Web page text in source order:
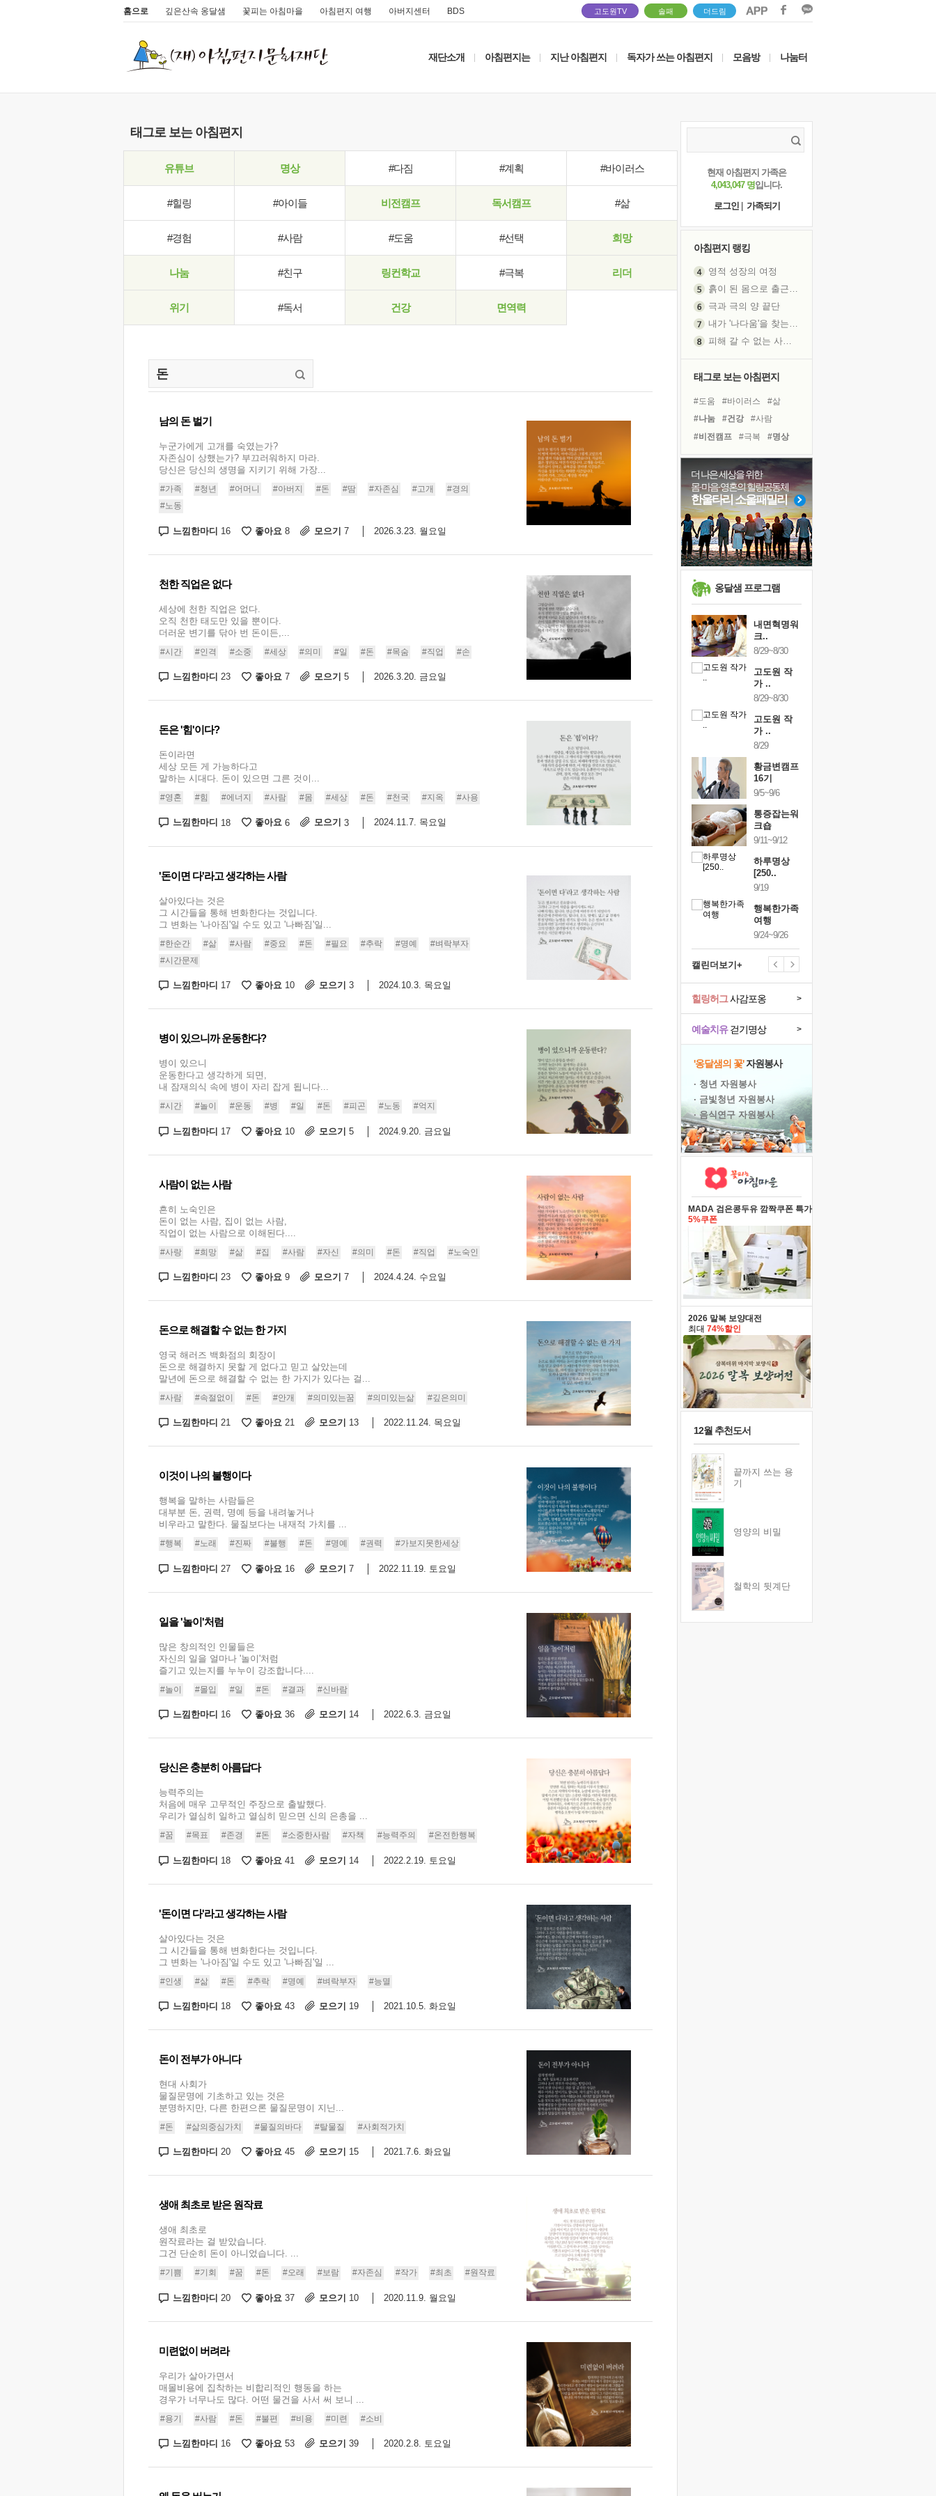
홈으로 깊은산속 옹달샘 꽃피는 아침마을 아침편지 여행 아버지센터 BDS 고도원TV 솔패 더드림
재단소개 아침편지는 지난 아침편지 독자가 쓰는 아침편지 모음방 나눔터
태그로 보는 아침편지
유튜브 명상 #다짐 #계획 #바이러스
#힐링 #아이들 비전캠프 독서캠프 #삶
#경험 #사람 #도움 #선택 희망
나눔 #친구 링컨학교 #극복 리더
위기 #독서 건강 면역력
남의 돈 벌기
누군가에게 고개를 숙였는가?
자존심이 상했는가? 부끄러워하지 마라.
당신은 당신의 생명을 지키기 위해 가장...
#가족 #청년 #어머니 #아버지 #돈 #땀 #자존심 #고개
#경의
#노동
느낌한마디 16 좋아요 8 모으기 7 2026.3.23. 월요일
천한 직업은 없다
세상에 천한 직업은 없다.
오직 천한 태도만 있을 뿐이다.
더러운 변기를 닦아 번 돈이든,...
#시간 #인격 #소중 #세상 #의미 #일 #돈 #목숨 #직업 #손
느낌한마디 23 좋아요 7 모으기 5 2026.3.20. 금요일
돈은 '힘'이다?
돈이라면
세상 모든 게 가능하다고
말하는 시대다. 돈이 있으면 그른 것이...
#영혼 #힘 #에너지 #사람 #몸 #세상 #돈 #천국 #지옥 #사용
느낌한마디 18 좋아요 6 모으기 3 2024.11.7. 목요일
'돈이면 다'라고 생각하는 사람
살아있다는 것은
그 시간들을 통해 변화한다는 것입니다.
그 변화는 '나아짐'일 수도 있고 '나빠짐'일...
#한순간 #삶 #사람 #중요 #돈 #필요 #추락 #명예
#벼락부자
#시간문제
느낌한마디 17 좋아요 10 모으기 3 2024.10.3. 목요일
병이 있으니까 운동한다?
병이 있으니
운동한다고 생각하게 되면,
내 잠재의식 속에 병이 자리 잡게 됩니다...
#시간 #놀이 #운동 #병 #일 #돈 #피곤 #노동 #억지
느낌한마디 17 좋아요 10 모으기 5 2024.9.20. 금요일
사람이 없는 사람
흔히 노숙인은
돈이 없는 사람, 집이 없는 사람,
직업이 없는 사람으로 이해된다....
#사랑 #희망 #삶 #집 #사람 #자신 #의미 #돈 #직업 #노숙인
느낌한마디 23 좋아요 9 모으기 7 2024.4.24. 수요일
돈으로 해결할 수 없는 한 가지
영국 해러즈 백화점의 회장이
돈으로 해결하지 못할 게 없다고 믿고 살았는데
말년에 돈으로 해결할 수 없는 한 가지가 있다는 걸...
#사람 #속절없이 #돈 #안개 #의미있는꿈 #의미있는삶 #깊은의미
느낌한마디 21 좋아요 21 모으기 13 2022.11.24. 목요일
이것이 나의 불행이다
행복을 말하는 사람들은
대부분 돈, 권력, 명예 등을 내려놓거나
비우라고 말한다. 물질보다는 내재적 가치를 ...
#행복 #노래 #진짜 #불행 #돈 #명예 #권력 #가보지못한세상
느낌한마디 27 좋아요 16 모으기 7 2022.11.19. 토요일
일을 '놀이'처럼
많은 창의적인 인물들은
자신의 일을 얼마나 '놀이'처럼
즐기고 있는지를 누누이 강조합니다....
#놀이 #몰입 #일 #돈 #결과 #신바람
느낌한마디 16 좋아요 36 모으기 14 2022.6.3. 금요일
당신은 충분히 아름답다
능력주의는
처음에 매우 고무적인 주장으로 출발했다.
우리가 열심히 일하고 열심히 믿으면 신의 은총을 ...
#꿈 #목표 #존경 #돈 #소중한사람 #자책 #능력주의 #온전한행복
느낌한마디 18 좋아요 41 모으기 14 2022.2.19. 토요일
'돈이면 다'라고 생각하는 사람
살아있다는 것은
그 시간들을 통해 변화한다는 것입니다.
그 변화는 '나아짐'일 수도 있고 '나빠짐'일 ...
#인생 #삶 #돈 #추락 #명예 #벼락부자 #능멸
느낌한마디 18 좋아요 43 모으기 19 2021.10.5. 화요일
돈이 전부가 아니다
현대 사회가
물질문명에 기초하고 있는 것은
분명하지만, 다른 한편으론 물질문명이 지닌...
#돈 #삶의중심가치 #물질의바다 #탈물질 #사회적가치
느낌한마디 20 좋아요 45 모으기 15 2021.7.6. 화요일
생애 최초로 받은 원작료
생애 최초로
원작료라는 걸 받았습니다.
그건 단순히 돈이 아니었습니다. ...
#기쁨 #기회 #꿈 #돈 #오래 #보람 #자존심 #작가 #최초 #원작료
느낌한마디 20 좋아요 37 모으기 10 2020.11.9. 월요일
미련없이 버려라
우리가 살아가면서
매몰비용에 집착하는 비합리적인 행동을 하는
경우가 너무나도 많다. 어떤 물건을 사서 써 보니 ...
#용기 #사람 #돈 #불편 #비용 #미련 #소비
느낌한마디 16 좋아요 53 모으기 39 2020.2.8. 토요일
현재 아침편지 가족은
4,043,047 명입니다.
로그인
가족되기
아침편지 랭킹
영적 성장의 여정
흙이 된 몸으로 출근하는 여자
극과 극의 양 끝단
내가 '나다움'을 찾는 길
피해 갈 수 없는 사건들
꿈이 실제가 되는 것
보고 싶은 어머니
유년 시절의 부산 영도 바다
못된 꼰대들
만병의 근원이 사라진다
너무 황홀한 꽃들이여!
희망이란
'모른다'는 것
귀를 열고 마음을 내어주고
태그로 보는 아침편지
#도움 #바이러스
#삶
#나눔
#건강
#사람
#비전캠프
#극복
#명상
#아이들
#위기
#유튜브
#면역력
#선택
#독서
#힐링
#희망
#다짐
#계획
#독서캠프
#친구
#리더
더 나은 세상을 위한
몸·마음·영혼의 힐링공동체
한울타리 소울패밀리
옹달샘 프로그램
10/9~10/10
10/30~10/31
통증잡는워
내면혁명워
크..
8/29~8/30
고도원 작
가 ..
8/29~8/30
고도원 작
가 ..
8/29
황금변캠프
16기
9/5~9/6
통증잡는워
크숍
9/11~9/12
하루명상
[250..
9/19
행복한가족
여행
9/24~9/26
캘린더보기+
예술치유걷기명상 >
힐링허그사감포옹 >
'옹달샘의 꽃'자원봉사
· 청년 자원봉사
· 금빛청년 자원봉사
· 음식연구 자원봉사
MADA 검은콩두유 깜짝쿠폰 특가
5%쿠폰
2026 말복 보양대전
최대 74%할인
12월 추천도서
끝까지 쓰는 용
기
영양의 비밀
철학의 뒷계단